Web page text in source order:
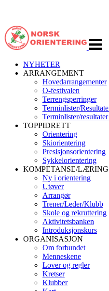
NYHETER
ARRANGEMENT
Hovedarrangementer
O-festivalen
Terrengsperringer
Terminlister/
Terminlister/
TOPPIDRETT
Orientering
Skiorientering
Presisjonsorientering
Sykkelorientering
KOMPETANSE/LÆRING
Ny i orientering
Utøver
Arrangør
Trener/Leder/Klubb
Skole og rekruttering
Aktivitetsbanken
Introduksjonskurs
ORGANISASJON
Om forbundet
Menneskene
Lover og regler
Kretser
Klubber